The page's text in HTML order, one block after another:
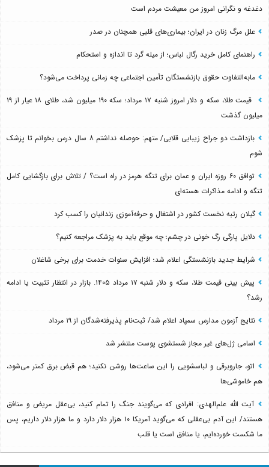
دغدغه و نگرانی امروز من معیشت مردم است
علل مرگ زنان در ایران؛ بیماری‌های قلبی همچنان در صدر
راهنمای کامل خرید رگال لباس؛ از میله گرد تا اندازه و استحکام
مابه‌التفاوت حقوق بازنشستگان تأمین اجتماعی چه زمانی پرداخت می‌شود؟
قیمت طلا، سکه و دلار امروز شنبه ۱۷ مرداد؛ سکه ۱۹۰ میلیون شد، طلای ۱۸ عیار از ۱۹
میلیون گذشت
بازداشت دو جراح زیبایی قلابی/ متهم: حوصله نداشتم ۸ سال درس بخوانم تا پزشک
شوم
توافق ۶۰ روزه ایران و عمان برای تنگه هرمز در راه است؟ / تلاش برای بازگشایی کامل
تنگه و ادامه مذاکرات هسته‌ای
گیلان رتبه نخست کشور در اشتغال و حرفه‌آموزی زندانیان را کسب کرد
دلایل پارگی رگ خونی در چشم؛ چه موقع باید به پزشک مراجعه کنیم؟
شرایط جدید بازنشستگی اعلام شد؛ افزایش سنوات خدمت برای برخی شاغلان
پیش بینی قیمت طلا، سکه و دلار شنبه ۱۷ مرداد ۱۴۰۵. بازار در انتظار تثبیت یا ادامه
رشد؟
نتایج آزمون مدارس سمپاد اعلام شد/ ثبت‌نام پذیرفته‌شدگان از ۱۹ مرداد
اسامی ژل‌های غیر مجاز شستشوی پوست منتشر شد
اتو، جاروبرقی و لباسشویی را این ساعت‌ها روشن نکنید؛ هم قبض برق کمتر می‌شود،
هم خاموشی‌ها
آیت الله علم‌الهدی: افرادی که می‌گویند جنگ را تمام کنید، بی‌عقل مریض و منافق
هستند/ این آدم بی‌عقلی که می‌گوید آمریکا ۱۰ هزار دلار دارد و ما هزار دلار داریم، پس
ما شکست خورده‌ایم، یا منافق است یا قلب